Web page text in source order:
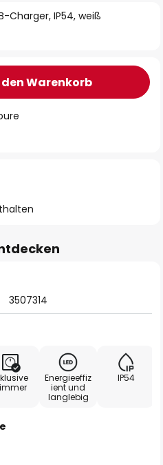
Charger, IP54, weiß
den Warenkorb
3507314
Energieeffiz
ient und
langlebig
IP54